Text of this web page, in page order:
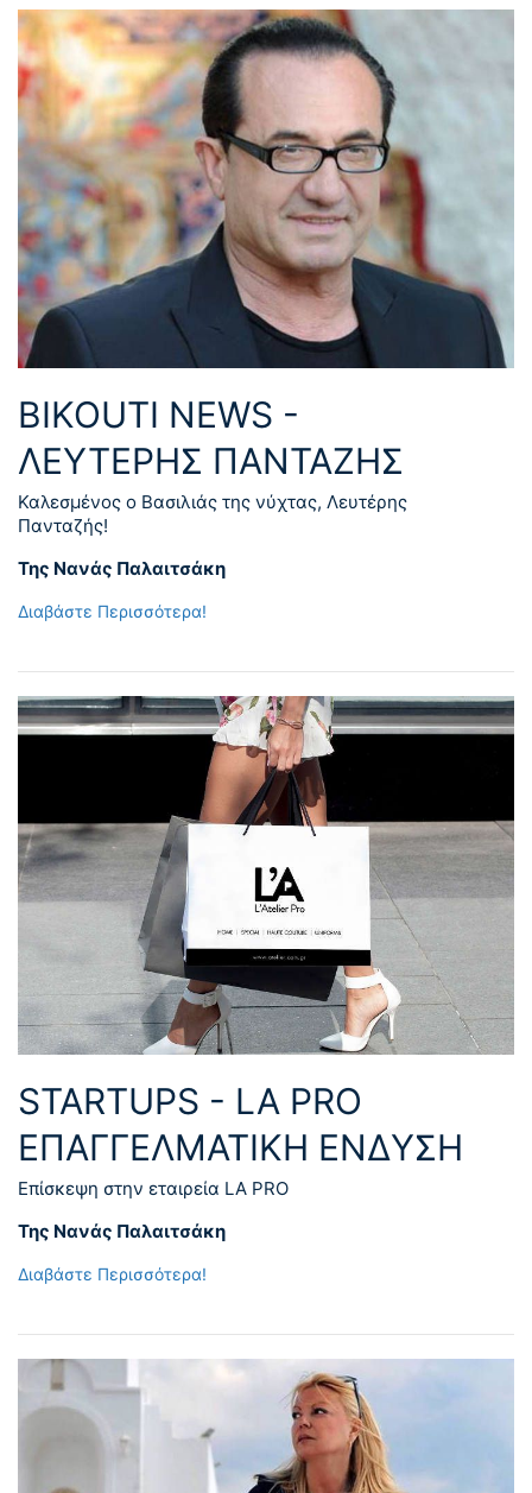
BIKOUTI NEWS -
ΛΕΥΤΈΡΗΣ ΠΑΝΤΑΖΉΣ
Καλεσμένος ο Βασιλιάς της νύχτας, Λευτέρης
Πανταζής!
Της Νανάς Παλαιτσάκη
Διαβάστε Περισσότερα!
STARTUPS - LA PRO
ΕΠΑΓΓΕΛΜΑΤΙΚΉ ΈΝΔΥΣΗ
Επίσκεψη στην εταιρεία LA PRO
Της Νανάς Παλαιτσάκη
Διαβάστε Περισσότερα!